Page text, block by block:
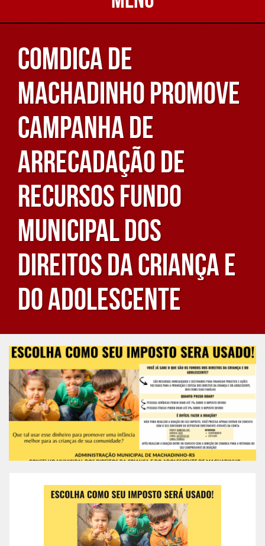
COMDICA de
Machadinho promove
Campanha de
Arrecadação de
Recursos Fundo
Municipal dos
Direitos da Criança e
do Adolescente